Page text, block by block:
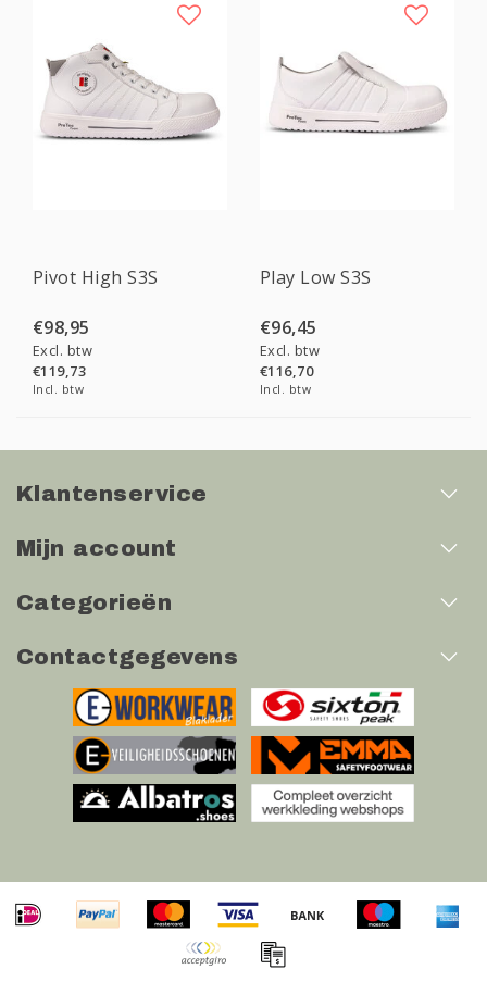
Pivot High S3S
€98,95
Excl. btw
€119,73
Incl. btw
Play Low S3S
€96,45
Excl. btw
€116,70
Incl. btw
Klantenservice
Mijn account
Categorieën
Contactgegevens